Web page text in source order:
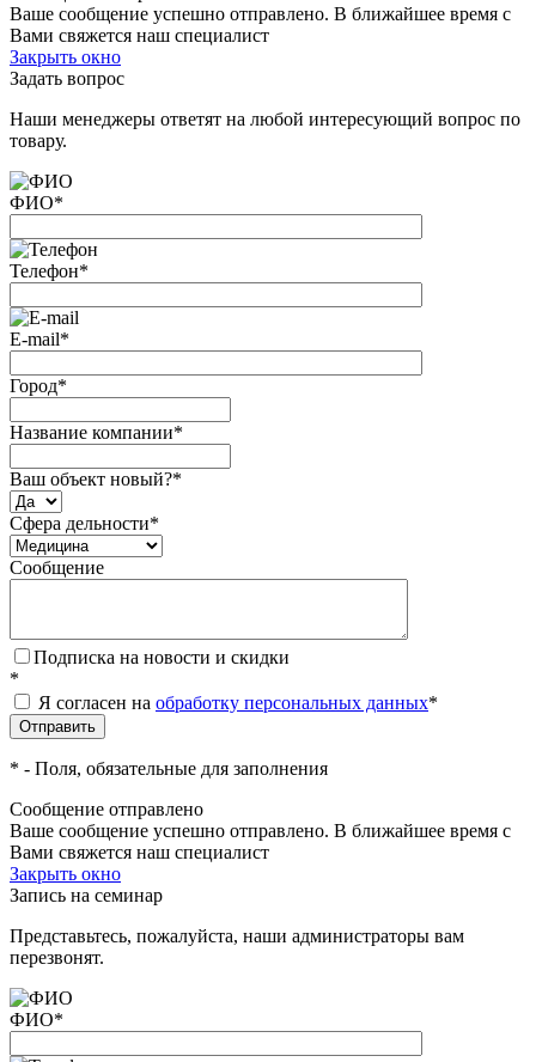
Ваше сообщение успешно отправлено. В ближайшее время с
Вами свяжется наш специалист
Закрыть окно
Задать вопрос
Наши менеджеры ответят на любой интересующий вопрос по
товару.
ФИО*
Телефон*
E-mail*
Город*
Название компании*
Ваш объект новый?*
Сфера дельности*
Сообщение
Подписка на новости и скидки
*
Я согласен на обработку персональных данных*
* - Поля, обязательные для заполнения
Сообщение отправлено
Ваше сообщение успешно отправлено. В ближайшее время с
Вами свяжется наш специалист
Закрыть окно
Запись на семинар
Представьтесь, пожалуйста, наши администраторы вам
перезвонят.
ФИО*